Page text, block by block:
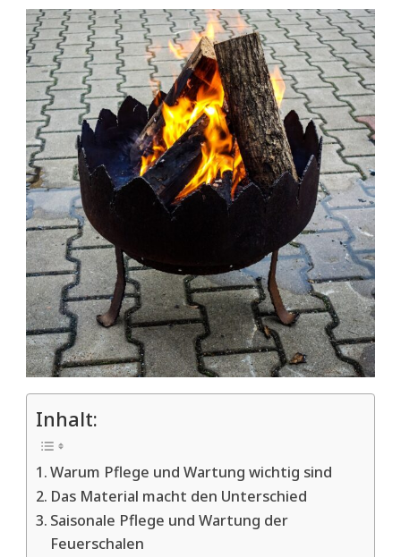
Inhalt:
Warum Pflege und Wartung wichtig sind
Das Material macht den Unterschied
Saisonale Pflege und Wartung der
Feuerschalen